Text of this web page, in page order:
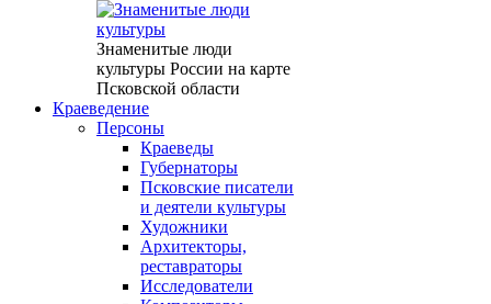
Знаменитые люди
культуры России на карте
Псковской области
Краеведение
Персоны
Краеведы
Губернаторы
Псковские писатели
и деятели культуры
Художники
Архитекторы,
реставраторы
Исследователи